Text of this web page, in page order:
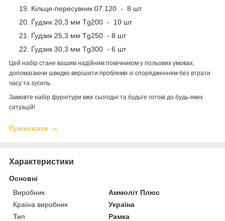
Кільце-пересувник 07.120 - 8 шт
Ґудзик 20,3 мм Tg200 - 10 шт
Ґудзик 25,3 мм Tg250 - 8 шт
Ґудзик 30,3 мм Tg300 - 6 шт
Цей набір стане вашим надійним помічником у польових умовах,
допомагаючи швидко вирішити проблеми зі спорядженням без втрати
часу та зусиль.
Замовте набір фурнітури вже сьогодні та будьте готові до будь-яких
ситуацій!
Приховати
Характеристики
Основні
Виробник
Аммоліт Плюс
Країна виробник
Україна
Тип
Рамка